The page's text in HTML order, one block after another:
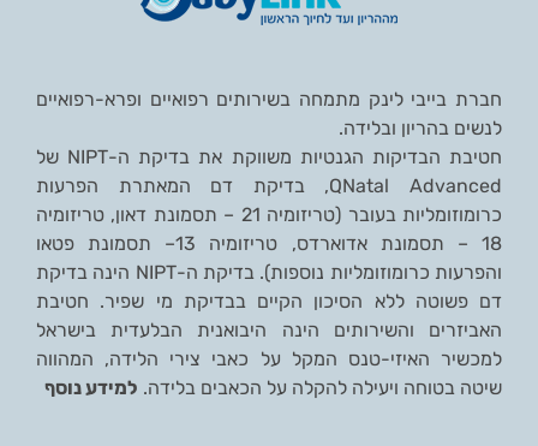
חברת בייבי לינק מתמחה בשירותים רפואיים ופרא-רפואיים
לנשים בהריון ובלידה.
חטיבת הבדיקות הגנטיות משווקת את בדיקת ה-NIPT של
QNatal Advanced, בדיקת דם המאתרת הפרעות
כרומוזומליות בעובר (טריזומיה 21 – תסמונת דאון, טריזומיה
18 – תסמונת אדוארדס, טריזומיה 13– תסמונת פטאו
והפרעות כרומוזומליות נוספות). בדיקת ה-NIPT הינה בדיקת
דם פשוטה ללא הסיכון הקיים בבדיקת מי שפיר. חטיבת
האביזרים והשירותים הינה היבואנית הבלעדית בישראל
למכשיר האיזי-טנס המקל על כאבי צירי הלידה, המהווה
שיטה בטוחה ויעילה להקלה על הכאבים בלידה. למידע נוסף